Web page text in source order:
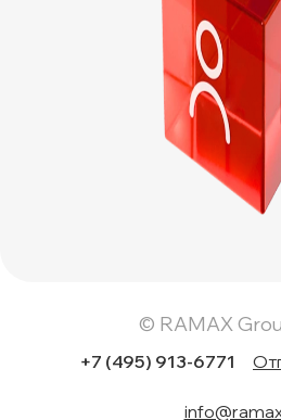
© RAMAX
+7 (495) 913-6771